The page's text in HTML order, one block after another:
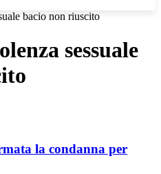
bacio non riuscito
sessuale
la condanna per